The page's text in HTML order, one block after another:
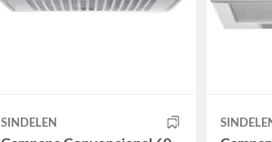
SINDELEN